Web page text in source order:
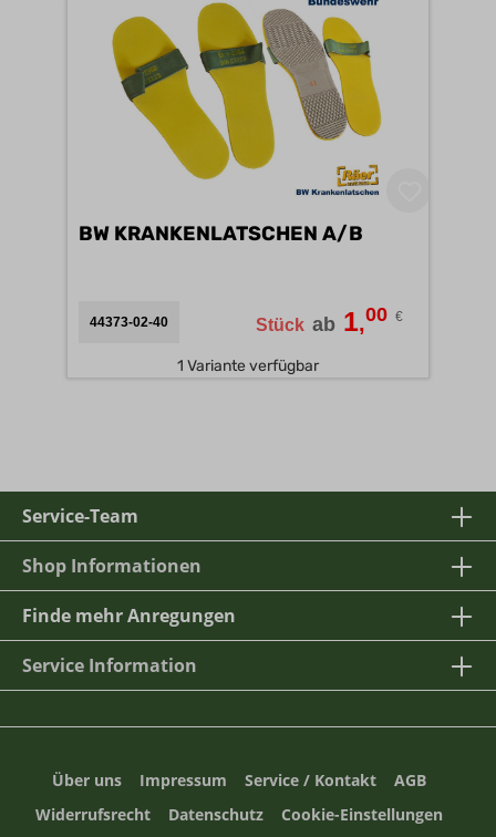
BW KRANKENLATSCHEN A/B
44373-02-40 Stück ab 1,00 €
1 Variante verfügbar
Service-Team
Shop Informationen
Finde mehr Anregungen
Service Information
Über uns Impressum Service / Kontakt
AGB
Widerrufsrecht
Datenschutz Cookie-Einstellungen